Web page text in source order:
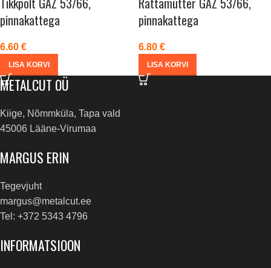
pinnakattega
6.60 €
LISA KORVI
pinnakattega
6.80 €
LISA KORVI
METALCUT OÜ
Kiige, Nõmmküla, Tapa vald
45006 Lääne-Virumaa
MARGUS ERIN
Tegevjuht
margus@metalcut.ee
Tel: +372 5343 4796
INFORMATSIOON